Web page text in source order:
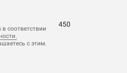
/ ИНН 402705031450
в соответствии
с этим.